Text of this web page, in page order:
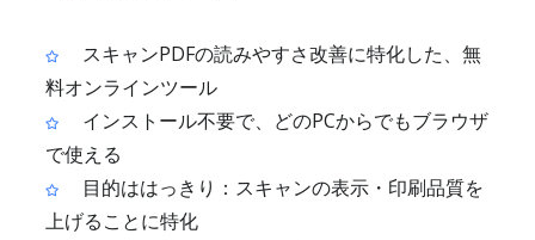
スキャンPDFの読みやすさ改善に特化した、無
料オンラインツール
インストール不要で、どのPCからでもブラウザ
で使える
目的ははっきり：スキャンの表示・印刷品質を
上げることに特化